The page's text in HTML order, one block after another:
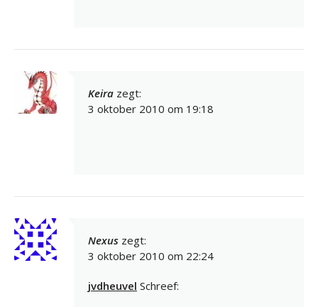
Keira zegt:
3 oktober 2010 om 19:18
Nexus zegt:
3 oktober 2010 om 22:24
jvdheuvel Schreef: